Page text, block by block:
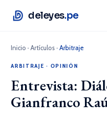
deleyes.pe
Inicio ·Artículos ·Arbitraje
ARBITRAJE · OPINIÓN
Entrevista:
Gianfranco